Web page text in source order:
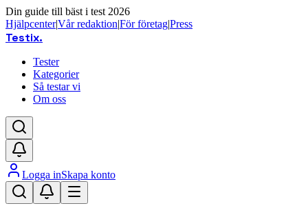
Din guide till bäst i test 2026
Hjälpcenter|Vår redaktion|För företag|Press
Testix.
Tester
Kategorier
Så testar vi
Om oss
Logga inSkapa konto